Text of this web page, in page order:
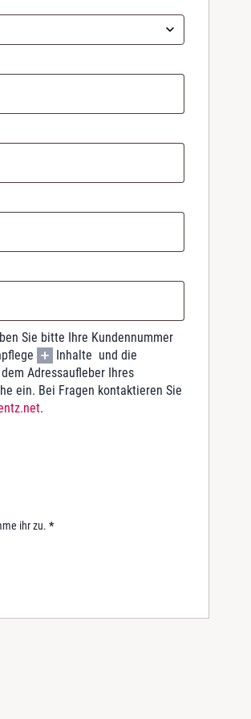
Sie bitte Ihre Kundennummer
Inhalte und die
Adressaufleber Ihres
ein. Bei Fragen kontaktieren Sie
.
ihr zu. *